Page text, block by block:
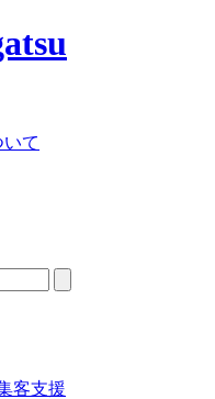
て
客支援